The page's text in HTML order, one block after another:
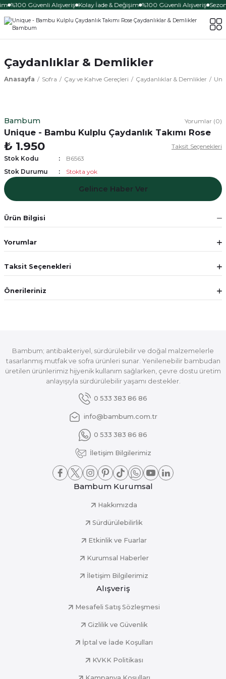
%100 Güvenli Alışveriş Kolay İade & Değişim %100 Güvenli Alışveriş
Çaydanlıklar & Demlikler
Anasayfa Sofra Çay ve Kahve Gereçleri Çaydanlıklar & Demlikler
Bambum Yorumlar (0)
Unique - Bambu Kulplu Çaydanlık Takımı Rose
₺ 1.950
Taksit Seçenekleri
Stok Kodu
B6563
Stok Durumu
Stokta yok
Gelince Haber Ver
Ürün Bilgisi
Yorumlar
Taksit Seçenekleri
Önerileriniz
Bambum; antibakteriyel, sürdürülebilir ve doğal malzemelerle
tasarlanmış mutfak ve sofra ürünleri sunar. Yenilenebilir bambudan
üretilen ürünlerimiz hijyenik kullanım sağlarken, çevre dostu üretim
anlayışıyla sürdürülebilir yaşamı destekler.
0 533 383 86 86
info@bambum.com.tr
0 533 383 86 86
İletişim Bilgilerimiz
Bambum Kurumsal
Hakkımızda
Sürdürülebilirlik
Etkinlik ve Fuarlar
Kurumsal Haberler
İletişim Bilgilerimiz
Alışveriş
Mesafeli Satış Sözleşmesi
Gizlilik ve Güvenlik
İptal ve İade Koşulları
KVKK Politikası